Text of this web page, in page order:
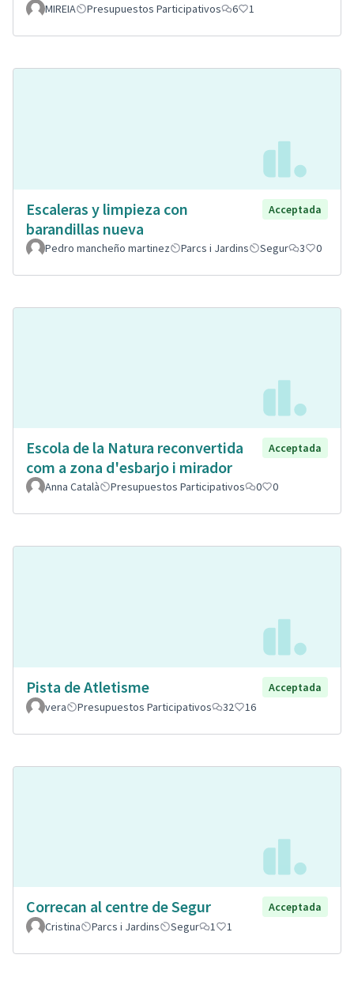
MIREIA Presupuestos Participativos 6 1
Escaleras y limpieza con
barandillas nueva
Acceptada
Pedro mancheño martinez Parcs i Jardins Segur 3 0
Escola de la Natura reconvertida
com a zona d'esbarjo i mirador
Acceptada
Anna Català Presupuestos Participativos 0 0
Pista de Atletisme
Acceptada
vera
Presupuestos Participativos 32 16
Correcan al centre de Segur
Acceptada
Cristina
Parcs i Jardins Segur 1 1